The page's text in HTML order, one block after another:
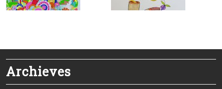
Archieves